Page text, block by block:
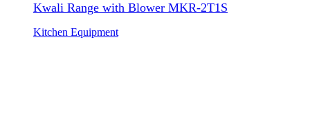
Kwali Range with Blower MKR-2T1S
Kitchen Equipment